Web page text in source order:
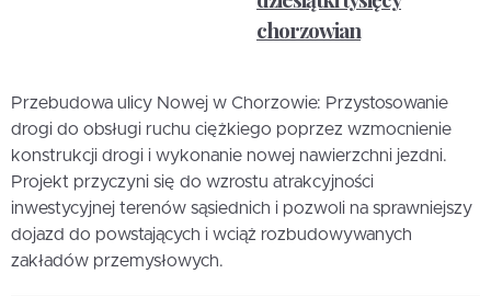
chorzowian
Przebudowa ulicy Nowej w Chorzowie: Przystosowanie
drogi do obsługi ruchu ciężkiego poprzez wzmocnienie
konstrukcji drogi i wykonanie nowej nawierzchni jezdni.
Projekt przyczyni się do wzrostu atrakcyjności
inwestycyjnej terenów sąsiednich i pozwoli na sprawniejszy
dojazd do powstających i wciąż rozbudowywanych
zakładów przemysłowych.